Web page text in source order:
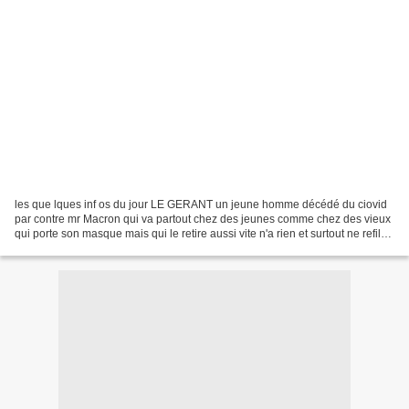
les que lques inf os du jour LE GERANT un jeune homme décédé du ciovid
par contre mr Macron qui va partout chez des jeunes comme chez des vieux
qui porte son masque mais qui le retire aussi vite n'a rien et surtout ne refile